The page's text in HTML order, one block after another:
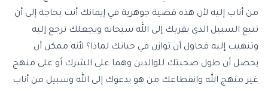
من أناب إليه لأن هذه قضية جوهرية في إيمانك أنت بحاجة إلى أن
تتبع السبيل الذي يقربك إلى الله سبحانه ويجعلك ترجع إليه
وتنهيب إليه فحاول أن توازن في حياتك لماذا؟ لأنه ممكن أن
يحصل أن طول صحبتك للوالدين وهما على الشرك أو على منهج
غير منهج الله وانقطاعك من هو يدعوك إلى الله وسبيل من أناب